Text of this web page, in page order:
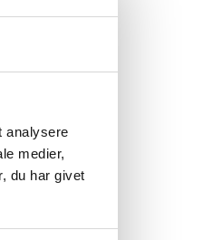
analysere
medier,
du har givet